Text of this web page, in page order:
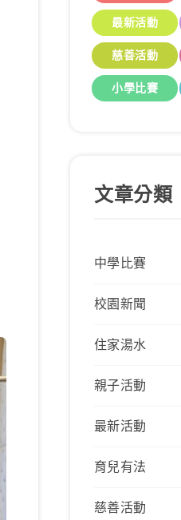
最新活動
慈善活動
小學比賽
文章分類
中學比賽
校園新聞
住家湯水
親子活動
最新活動
育兒有法
慈善活動